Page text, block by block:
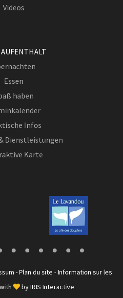
Videos
Essen
haben
Infos
Dienstleistungen
Karte
-Plan du site -Information sur les
byIRIS Interactive